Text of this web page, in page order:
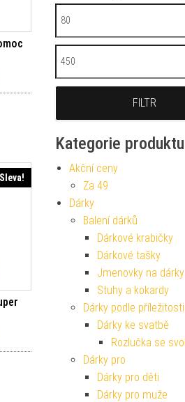
cena byla: 199 Kč.
cena je: 99 Kč.
Sleva!
cena byla: 99 Kč.
Minimální cena
Maximální cena
FILTR
Kategorie produktu
Akční ceny
Za 49
Dárky
Balení dárků
Dárkové krabičky
Dárkové tašky
Jmenovky na dárky
Stuhy a kokardy
Dárky podle příležitosti
Dárky ke svatbě
Rozlučka se
Dárky pro
Dárky pro děti
Dárky pro muže